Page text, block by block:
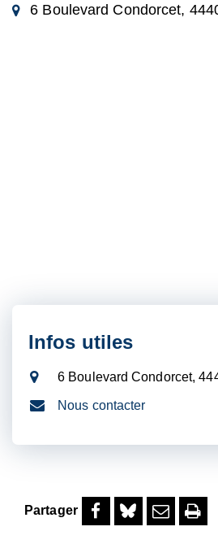
6 Boulevard Condorcet,
Infos utiles
6 Boulevard Condorcet,
Nous contacter
Partager
PartagerPartager
Partager